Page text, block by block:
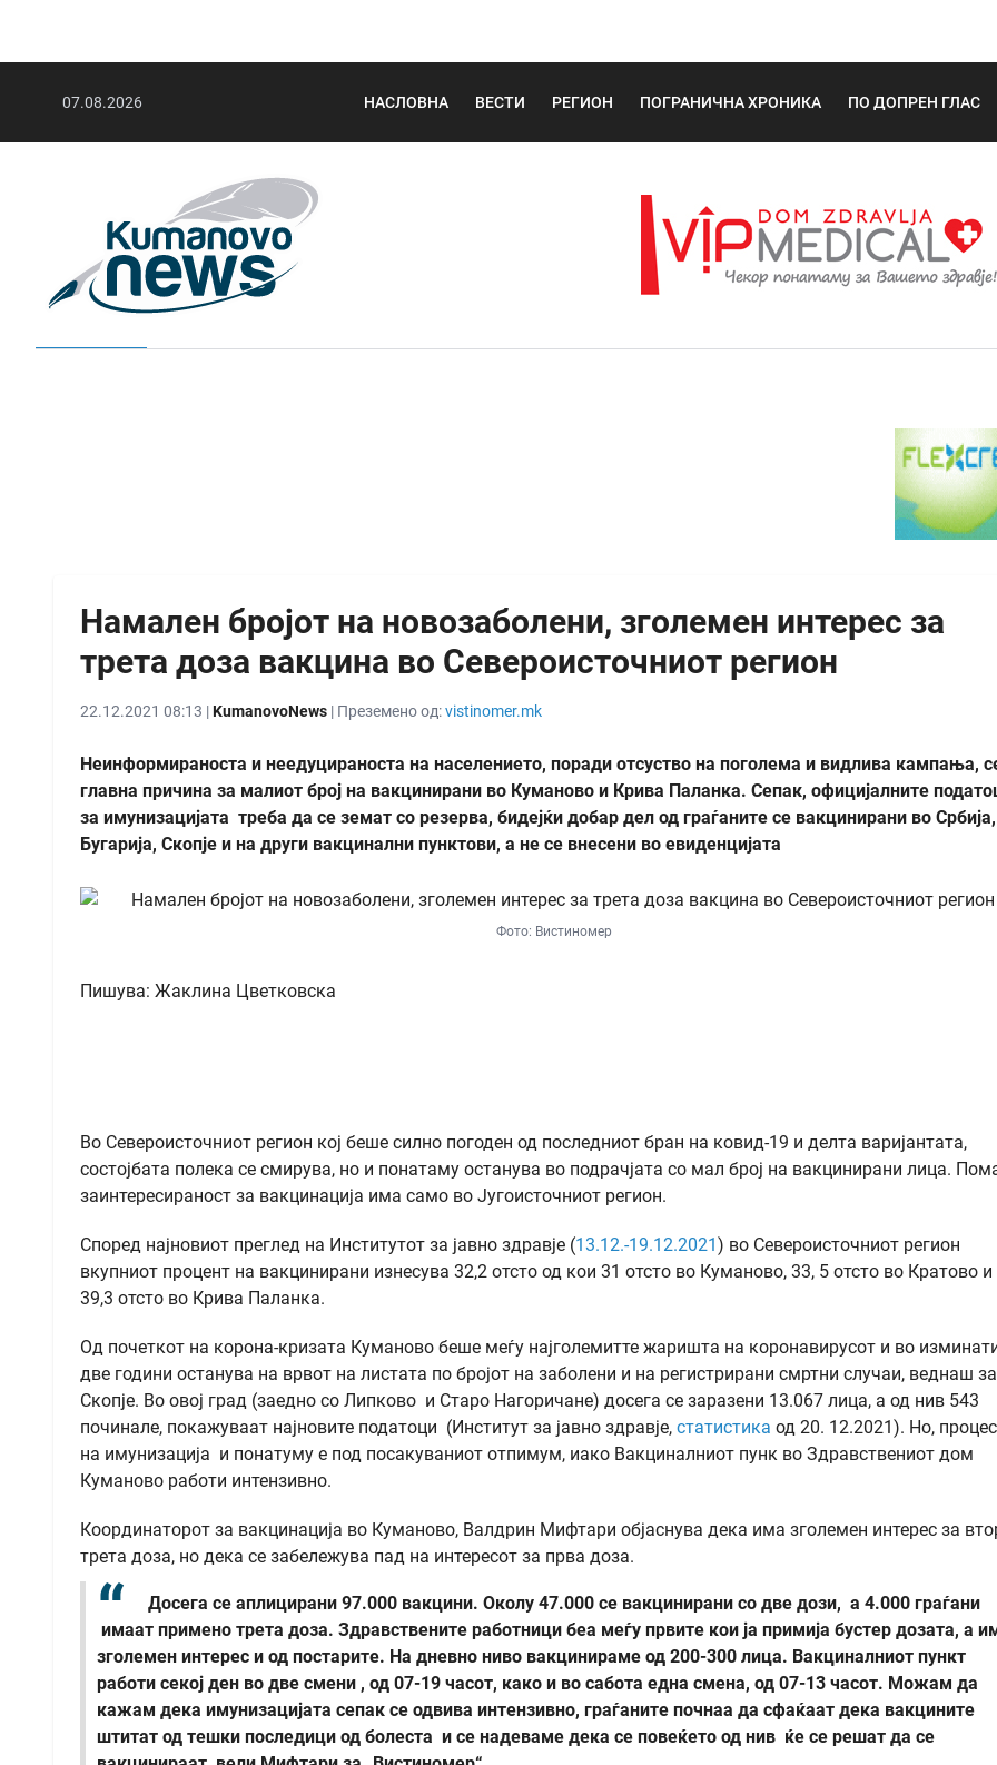
07.08.2026 НАСЛОВНА ВЕСТИ РЕГИОН ПОГРАНИЧНА ХРОНИКА ПО ДОПРЕН ГЛАС
Намален бројот на новозаболени, зголемен интерес за
трета доза вакцина во Североисточниот регион
22.12.2021 08:13 |KumanovoNews | Преземено од:vistinomer.mk
Неинформираноста и неедуцираноста на населението, поради отсуство на поголема и видлива кампања,
главна причина за малиот број на вакцинирани во Куманово и Крива Паланка. Сепак, официјалните
за имунизацијата треба да се земат со резерва, бидејќи добар дел од граѓаните се вакцинирани во Србија,
Бугарија, Скопје и на други вакцинални пунктови, а не се внесени во евиденцијата
Фото: Вистиномер
Пишува: Жаклина Цветковска
Во Североисточниот регион кој беше силно погоден од последниот бран на ковид-19 и делта варијантата,
состојбата полека се смирува, но и понатаму останува во подрачјата со мал број на вакцинирани лица.
заинтересираност за вакцинација има само во Југоисточниот регион.
Според најновиот преглед на Институтот за јавно здравје (13.12.-19.12.2021) во Североисточниот регион
вкупниот процент на вакцинирани изнесува 32,2 отсто од кои 31 отсто во Куманово, 33, 5 отсто во Кратово и
39,3 отсто во Крива Паланка.
Од почеткот на корона-кризата Куманово беше меѓу најголемитте жаришта на коронавирусот и во
две години останува на врвот на листата по бројот на заболени и на регистрирани смртни случаи, веднаш
Скопје. Во овој град (заедно со Липково и Старо Нагоричане) досега се заразени 13.067 лица, а од нив 543
починале, покажуваат најновите податоци (Институт за јавно здравје, статистика од 20. 12.2021). Но,
на имунизација и понатуму е под посакуваниот отпимум, иако Вакциналниот пунк во Здравствениот дом
Куманово работи интензивно.
Координаторот за вакцинација во Куманово, Валдрин Мифтари објаснува дека има зголемен интерес за
трета доза, но дека се забележува пад на интересот за прва доза.
Досега се аплицирани 97.000 вакцини. Околу 47.000 се вакцинирани со две дози, а 4.000 граѓани
имаат примено трета доза. Здравствените работници беа меѓу првите кои ја примија бустер дозата, а
зголемен интерес и од постарите. На дневно ниво вакцинираме од 200-300 лица. Вакциналниот пункт
работи секој ден во две смени , од 07-19 часот, како и во сабота една смена, од 07-13 часот. Можам да
кажам дека имунизацијата сепак се одвива интензивно, граѓаните почнаа да сфаќаат дека вакцините
штитат од тешки последици од болеста и се надеваме дека се повеќето од нив ќе се решат да се